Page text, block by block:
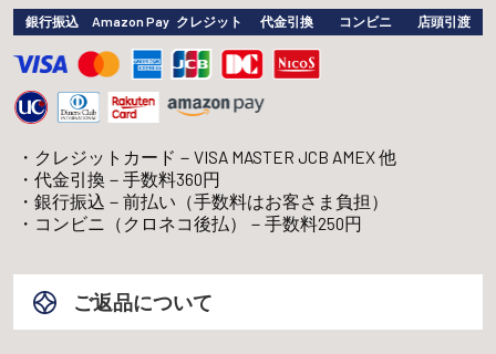
銀行振込 Amazon Pay クレジット 代金引換 コンビニ 店頭引渡
クレジットカード－VISA MASTER JCB AMEX 他
代金引換－手数料360円
銀行振込－前払い（手数料はお客さま負担）
コンビニ（クロネコ後払）－手数料250円
ご返品について